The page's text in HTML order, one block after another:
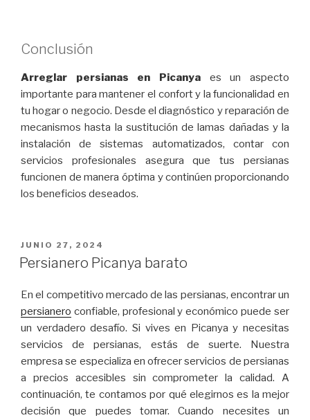
Conclusión
Arreglar persianas en Picanya es un aspecto
importante para mantener el confort y la funcionalidad en
tu hogar o negocio. Desde el diagnóstico y reparación de
mecanismos hasta la sustitución de lamas dañadas y la
instalación de sistemas automatizados, contar con
servicios profesionales asegura que tus persianas
funcionen de manera óptima y continúen proporcionando
los beneficios deseados.
PUBLICADO
EL
JUNIO 27, 2024
Persianero Picanya barato
En el competitivo mercado de las persianas, encontrar un
persianero confiable, profesional y económico puede ser
un verdadero desafío. Si vives en Picanya y necesitas
servicios de persianas, estás de suerte. Nuestra
empresa se especializa en ofrecer servicios de persianas
a precios accesibles sin comprometer la calidad. A
continuación, te contamos por qué elegirnos es la mejor
decisión que puedes tomar. Cuando necesites un